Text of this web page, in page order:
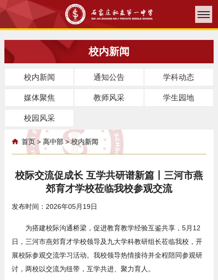
校内新闻
校内新闻 通知公告 学科动态
媒体聚焦 教师风采 学生园地
校园风采
首页> 高中部>校内新闻
校际交流促成长 互学共研谱新篇丨三河市燕
郊育才学校莅临我校参观交流
发布时间：2026年05月19日
为搭建校际沟通桥梁，促进教育教学经验互鉴共享，5月12
日，三河市燕郊育才学校领导及九大学科教研组长莅临我校，开
展校际参观交流学习活动。我校领导热情接待并全程陪同参观研
讨，两校以交流为纽带，互学共进、聚力育人。